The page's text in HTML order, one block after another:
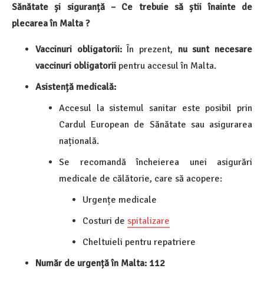
Sănătate și siguranță – Ce trebuie să știi înainte de
plecarea în Malta ?
Vaccinuri obligatorii:În prezent, nu sunt necesare
vaccinuri obligatorii pentru accesul în Malta.
Asistență medicală:
Accesul la sistemul sanitar este posibil prin
Cardul European de Sănătate sau asigurarea
națională.
Se recomandă încheierea unei asigurări
medicale de călătorie, care să acopere:
Urgențe medicale
Costuri de spitalizare
Cheltuieli pentru repatriere
Număr de urgență în Malta: 112